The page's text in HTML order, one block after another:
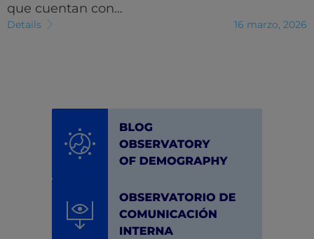
que cuentan con…
Details 16 marzo, 2026